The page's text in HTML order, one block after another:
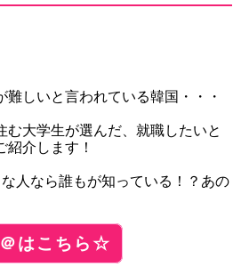
難しいと言われている韓国・・・
む大学生が選んだ、就職したいと
介します！
人なら誰もが知っている！？あの
はこちら☆